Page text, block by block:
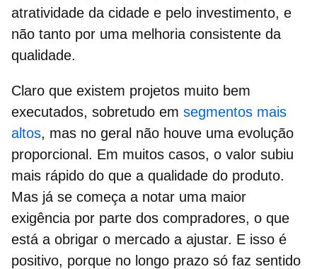
atratividade da cidade e pelo investimento, e
não tanto por uma melhoria consistente da
qualidade.
Claro que existem projetos muito bem
executados, sobretudo em segmentos mais
altos, mas no geral não houve uma evolução
proporcional. Em muitos casos, o valor subiu
mais rápido do que a qualidade do produto.
Mas já se começa a notar uma maior
exigência por parte dos compradores, o que
está a obrigar o mercado a ajustar. E isso é
positivo, porque no longo prazo só faz sentido